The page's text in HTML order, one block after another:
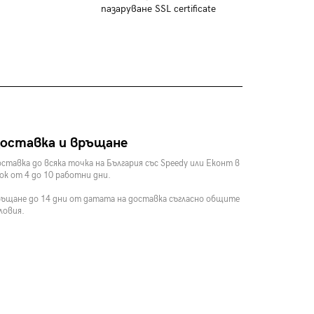
пазаруване SSL certificate
и връщане
до всяка точка на България със Speedy или Еконт в
от 4 до 10 работни дни.
до 14 дни от датата на доставка съгласно общите